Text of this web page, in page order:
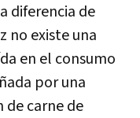
diferencia de
no existe una
en el consumo
por una
carne de